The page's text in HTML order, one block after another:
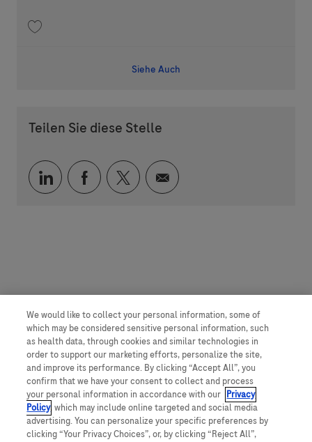
Siehe Auch
Teilen Sie diese Stelle
Über LinkedIn teilen
Über Facebook teilen
Über Twitter teilen
Per E-Mail teilen
We would like to collect your personal information, some of
which may be considered sensitive personal information, such
as health data, through cookies and similar technologies in
order to support our marketing efforts, personalize the site,
and improve its performance. By clicking “Accept All”, you
confirm that we have your consent to collect and process
your personal information in accordance with our Privacy
Policy, which may include online targeted and social media
advertising. You can personalize your specific preferences by
clicking “Your Privacy Choices”, or, by clicking “Reject All”,